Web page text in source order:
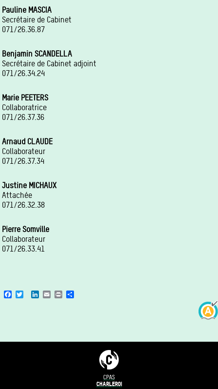
Pauline MASCIA
Secrétaire de Cabinet
071/26.36.87
Benjamin SCANDELLA
Secrétaire de Cabinet adjoint
071/26.34.24
Marie PEETERS
Collaboratrice
071/26.37.36
Arnaud CLAUDE
Collaborateur
071/26.37.34
Justine MICHAUX
Attachée
071/26.32.38
Pierre Somville
Collaborateur
071/26.33.41
Facebook
TwitterLinkedIn
EmailPrint
CPAS
CHARLEROI